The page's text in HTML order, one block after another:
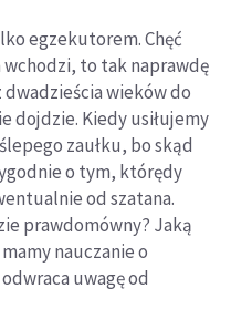
egzekutorem. Chęć
to tak naprawdę
dwadzieścia wieków do
dojdzie. Kiedy usiłujemy
zaułku, bo skąd
o tym, którędy
od szatana.
prawdomówny? Jaką
nauczanie o
uwagę od